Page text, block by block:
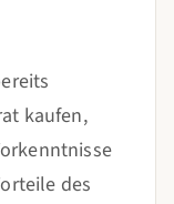
kaufen,
des